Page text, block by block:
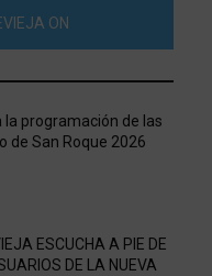
ON
programación de las
de San Roque 2026
ESCUCHA A PIE DE
DE LA NUEVA